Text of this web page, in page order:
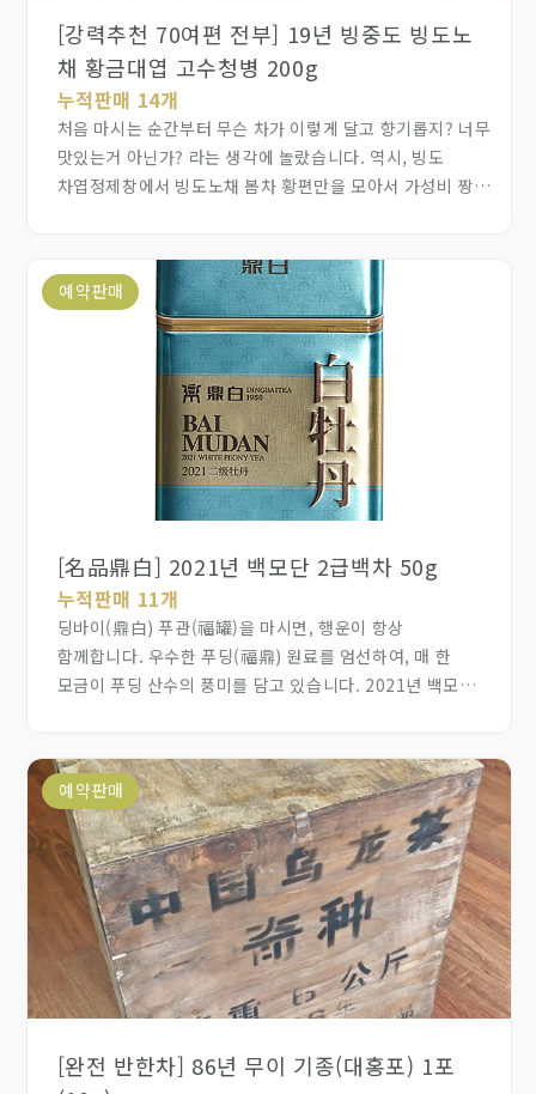
[강력추천 70여편 전부] 19년 빙중도 빙도노
채 황금대엽 고수청병 200g
누적판매 14개
처음 마시는 순간부터 무슨 차가 이렇게 달고 향기롭지? 너무
맛있는거 아닌가? 라는 생각에 놀랐습니다. 역시, 빙도
차엽정제창에서 빙도노채 봄차 황편만을 모아서 가성비 짱인
마셔도 매우 좋아할 차이며, 매년 나오는 차가 아닙니다.
예약판매
[名品鼎白] 2021년 백모단 2급백차 50g
누적판매 11개
딩바이(鼎白) 푸관(福罐)을 마시면, 행운이 항상
함께합니다. 우수한 푸딩(福鼎) 원료를 엄선하여, 매 한
모금이 푸딩 산수의 풍미를 담고 있습니다. 2021년 백모단
채택하여 차향의 순수함을 보장하고, 빛과 공기를 차단하며
이취(異味)가 스며드는 것을 방지합니다. 뚜껑을 열 때마다
처음 만났을 때처럼 차향이 사방에 퍼지고, 신선함이 처음과
같습니다. 캔 몸체는 딩바이 클래식 사각 캔의 업그레이드
버전으로, '비 갠 뒤 맑은 하늘'을 연상시키는 블루 컬러
디자인으로 예술성과 실용성을 겸비하였으며, 우아하고
휴대하기 간편합니다. 자신을 위한 음용은 물론, 고급 선물로
가족이나 친구에게 전할 때도 진심과 건강한 복이 가득 담겨
있으며, 이는 단지 차 한 상자의 선물일 뿐만 아니라 행운과
예약판매
[완전 반한차] 86년 무이 기종(대홍포) 1포